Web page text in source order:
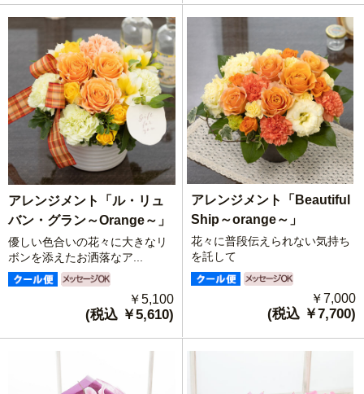
アレンジメント「ル・リュ
バン・グラン～Orange～」
優しい色合いの花々に大きなリ
ボンを添えたお洒落なア...
￥5,100
(税込 ￥5,610)
アレンジメント「Beautiful
Ship～orange～」
花々に普段伝えられない気持ち
を託して
￥7,000
(税込 ￥7,700)